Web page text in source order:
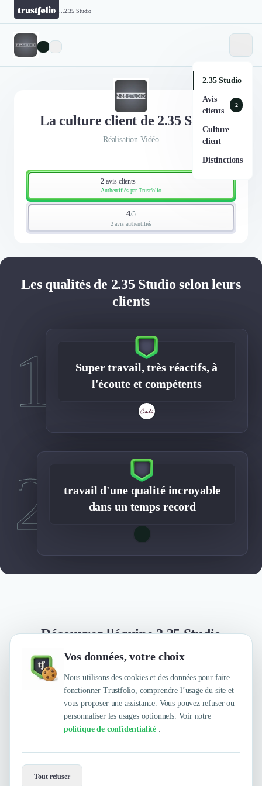
Vos données, votre choix
Nous utilisons des cookies et des données pour faire
fonctionner Trustfolio, comprendre l’usage du site et
vous proposer une assistance. Vous pouvez refuser ou
personnaliser les usages optionnels. Voir notre
politique de confidentialité .
Tout refuser
2.35 Studio
2.35 Studio
Avis
clients
2
Culture
client
Distinctions
La culture client de 2.35 Studio
Réalisation Vidéo
2 avis clients
Authentifiés par Trustfolio
4/5
2 avis authentifiés
Les qualités de 2.35 Studio selon leurs
clients
1
Super travail, très réactifs, à
l'écoute et compétents
2
travail d'une qualité incroyable
dans un temps record
Découvrez l'équipe 2.35 Studio
Julien Jauffret